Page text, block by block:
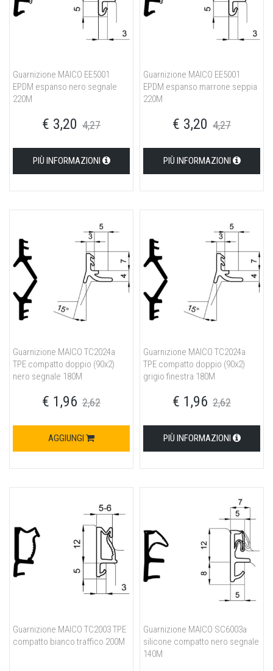
Guarnizione MAICO EE5001
EPDM espanso nero segnale
220M
€ 3,20 4,27
PIÙ INFORMAZIONI
Guarnizione MAICO EE5001
EPDM espanso marrone seppia
220M
€ 3,20 4,27
PIÙ INFORMAZIONI
Guarnizione MAICO TC2024a
TPE compatto doppio (90x2)
nero segnale 180M
€ 1,96 2,62
AGGIUNGI
Guarnizione MAICO TC2024a
TPE compatto doppio (90x2)
grigio finestra 180M
€ 1,96 2,62
PIÙ INFORMAZIONI
Guarnizione MAICO TC2003 TPE
compatto bianco traffico 200M
Guarnizione MAICO SC6003a
silicone compatto nero segnale
140M